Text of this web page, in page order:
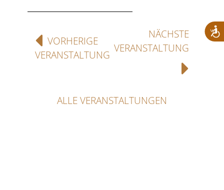
VORHERIGE
VERANSTALTUNG
NÄCHSTE
VERANSTALTUNG
ALLE VERANSTALTUNGEN